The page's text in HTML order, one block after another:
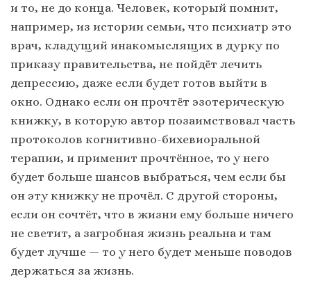
и то, не до конца. Человек, который помнит,
например, из истории семьи, что психиатр это
врач, кладущий инакомыслящих в дурку по
приказу правительства, не пойдёт лечить
депрессию, даже если будет готов выйти в
окно. Однако если он прочтёт эзотерическую
книжку, в которую автор позаимствовал часть
протоколов когнитивно-бихевиоральной
терапии, и применит прочтённое, то у него
будет больше шансов выбраться, чем если бы
он эту книжку не прочёл. С другой стороны,
если он сочтёт, что в жизни ему больше ничего
не светит, а загробная жизнь реальна и там
будет лучше — то у него будет меньше поводов
держаться за жизнь.